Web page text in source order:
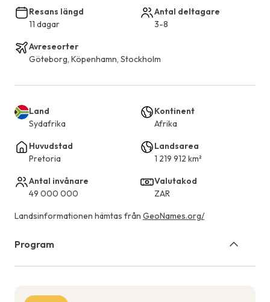
Program
Resans längd
11 dagar
Antal deltagare
3-8
Avreseorter
Göteborg, Köpenhamn, Stockholm
Land
Sydafrika
Kontinent
Afrika
Huvudstad
Pretoria
Landsarea
1 219 912 km²
Antal invånare
49 000 000
Valutakod
ZAR
Landsinformationen hämtas från GeoNames.org/